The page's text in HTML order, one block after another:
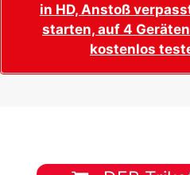
in HD, Anstoß
starten, auf 4
kostenlos